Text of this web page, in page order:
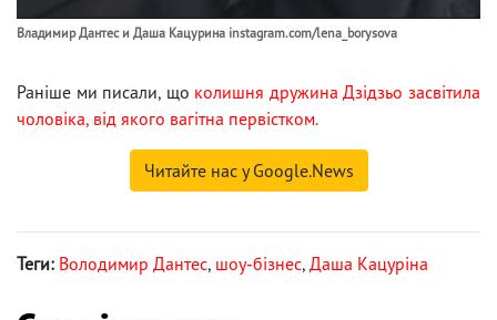
Владимир Дантес и Даша Кацурина instagram.com/lena_borysova
Раніше ми писали, що колишня дружина Дзідзьо засвітила
чоловіка, від якого вагітна первістком.
Читайте нас у Google.News
Теги: Володимир Дантес, шоу-бізнес, Даша Кацуріна